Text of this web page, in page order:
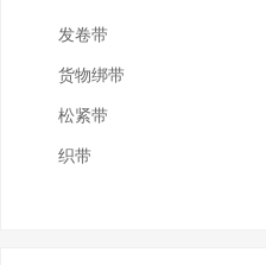
发卷带
货物绑带
松紧带
织带